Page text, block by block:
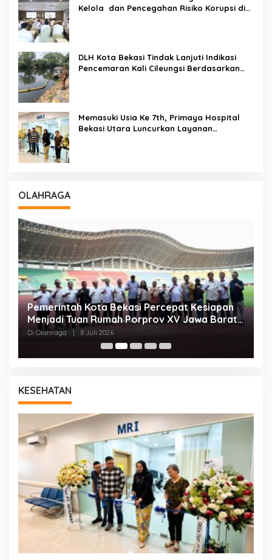
Kelola dan Pencegahan Risiko Korupsi di
DLH Kota Bekasi Tindak Lanjuti Indikasi
Pencemaran Kali Cileungsi Berdasarkan
Memasuki Usia Ke 7th, Primaya Hospital
Bekasi Utara Luncurkan Layanan
OLAHRAGA
Pemerintah Kota Bekasi Percepat Kesiapan
Menjadi Tuan Rumah Porprov XV Jawa Barat
2026
Di Olahraga | 8 Juli 2026
KESEHATAN